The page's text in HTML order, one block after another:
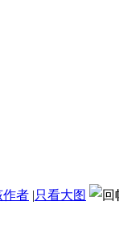
作者 |只看大图